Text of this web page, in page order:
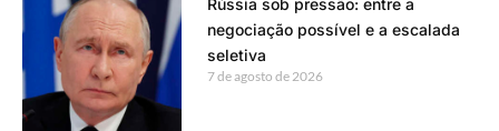
Rússia sob pressão: entre a
negociação possível e a escalada
seletiva
7 de agosto de 2026